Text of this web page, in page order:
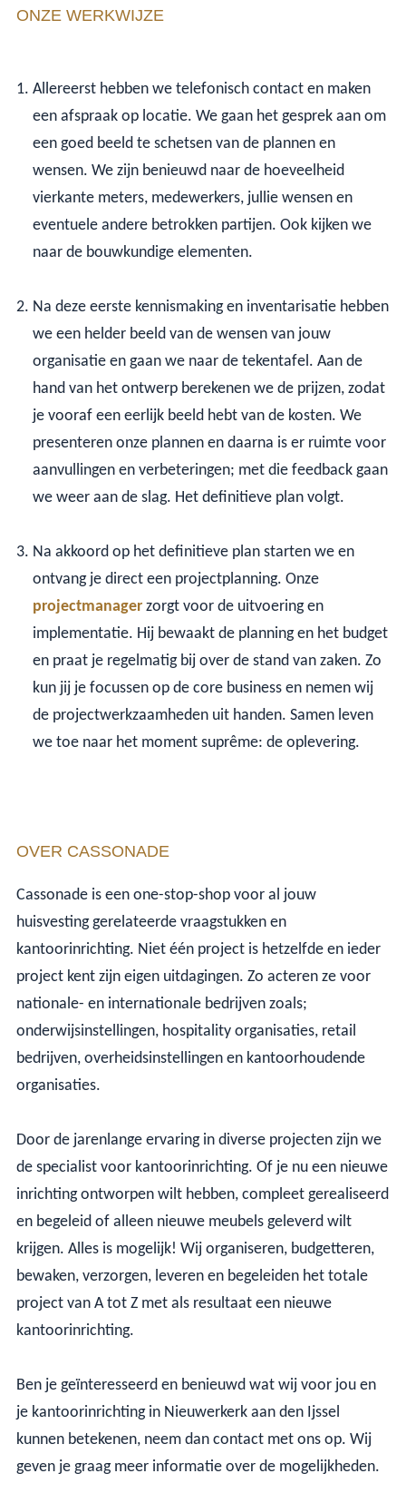
ONZE WERKWIJZE
Allereerst hebben we telefonisch contact en maken
een afspraak op locatie. We gaan het gesprek aan om
een goed beeld te schetsen van de plannen en
wensen. We zijn benieuwd naar de hoeveelheid
vierkante meters, medewerkers, jullie wensen en
eventuele andere betrokken partijen. Ook kijken we
naar de bouwkundige elementen.
Na deze eerste kennismaking en inventarisatie hebben
we een helder beeld van de wensen van jouw
organisatie en gaan we naar de tekentafel. Aan de
hand van het ontwerp berekenen we de prijzen, zodat
je vooraf een eerlijk beeld hebt van de kosten. We
presenteren onze plannen en daarna is er ruimte voor
aanvullingen en verbeteringen; met die feedback gaan
we weer aan de slag. Het definitieve plan volgt.
Na akkoord op het definitieve plan starten we en
ontvang je direct een projectplanning. Onze
projectmanager zorgt voor de uitvoering en
implementatie. Hij bewaakt de planning en het budget
en praat je regelmatig bij over de stand van zaken. Zo
kun jij je focussen op de core business en nemen wij
de projectwerkzaamheden uit handen. Samen leven
we toe naar het moment suprême: de oplevering.
OVER CASSONADE
Cassonade is een one-stop-shop voor al jouw
huisvesting gerelateerde vraagstukken en
kantoorinrichting. Niet één project is hetzelfde en ieder
project kent zijn eigen uitdagingen. Zo acteren ze voor
nationale- en internationale bedrijven zoals;
onderwijsinstellingen, hospitality organisaties, retail
bedrijven, overheidsinstellingen en kantoorhoudende
organisaties.
Door de jarenlange ervaring in diverse projecten zijn we
de specialist voor kantoorinrichting. Of je nu een nieuwe
inrichting ontworpen wilt hebben, compleet gerealiseerd
en begeleid of alleen nieuwe meubels geleverd wilt
krijgen. Alles is mogelijk! Wij organiseren, budgetteren,
bewaken, verzorgen, leveren en begeleiden het totale
project van A tot Z met als resultaat een nieuwe
kantoorinrichting.
Ben je geïnteresseerd en benieuwd wat wij voor jou en
je kantoorinrichting in Nieuwerkerk aan den Ijssel
kunnen betekenen, neem dan contact met ons op. Wij
geven je graag meer informatie over de mogelijkheden.